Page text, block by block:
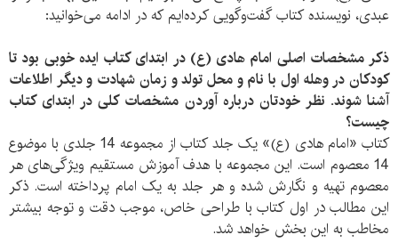
عبدی، نویسنده کتاب گفت‌وگویی کرده‌ایم که در ادامه می‌خوانید:
ذکر مشخصات اصلی امام هادی (ع) در ابتدای کتاب ایده خوبی بود تا
کودکان در وهله اول با نام و محل تولد و زمان شهادت و دیگر اطلاعات
آشنا شوند. نظر خودتان درباره آوردن مشخصات کلی در ابتدای کتاب
چیست؟
کتاب «امام هادی (ع)» یک جلد کتاب از مجموعه 14 جلدی با موضوع
14 معصوم است. این مجموعه با هدف آموزش مستقیم ویژگی‌های هر
معصوم تهیه و نگارش شده و هر جلد به یک امام پرداخته است. ذکر
این مطالب در اول کتاب با طراحی خاص، موجب دقت و توجه بیشتر
مخاطب به این بخش خواهد شد.